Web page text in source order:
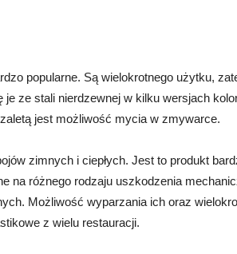
popularne. Są wielokrotnego użytku,
je ze stali nierdzewnej w kilku wersjach
jest możliwość mycia w zmywarce.
zimnych i ciepłych. Jest to produkt
na różnego rodzaju uszkodzenia
Możliwość wyparzania ich oraz
z wielu restauracji.